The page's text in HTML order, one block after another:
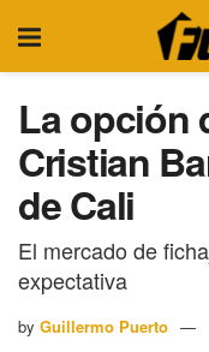
La opción
Cristian
de Cali
El mercado de
expectativa
by Guillermo Puerto